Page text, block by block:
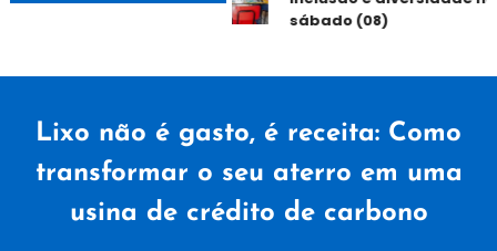
sábado (08)
Lixo não é gasto, é receita: Como
transformar o seu aterro em uma
usina de crédito de carbono